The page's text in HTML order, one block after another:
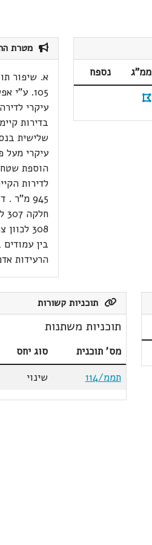
ממ"ג
נספח
מטרת
עיקרי
הוספת
בין
הרעידות
תוכניות קשורות
תוכניות משתנות
מס' תוכנית סוג יחס
תממ/114
שינוי